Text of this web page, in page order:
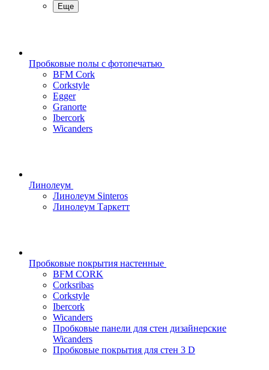
Еще
Пробковые полы с фотопечатью
BFM Cork
Corkstyle
Egger
Granorte
Ibercork
Wicanders
Линолеум
Линолеум Sinteros
Линолеум Таркетт
Пробковые покрытия настенные
BFM CORK
Corksribas
Corkstyle
Ibercork
Wicanders
Пробковые панели для стен дизайнерские
Wicanders
Пробковые покрытия для стен 3 D